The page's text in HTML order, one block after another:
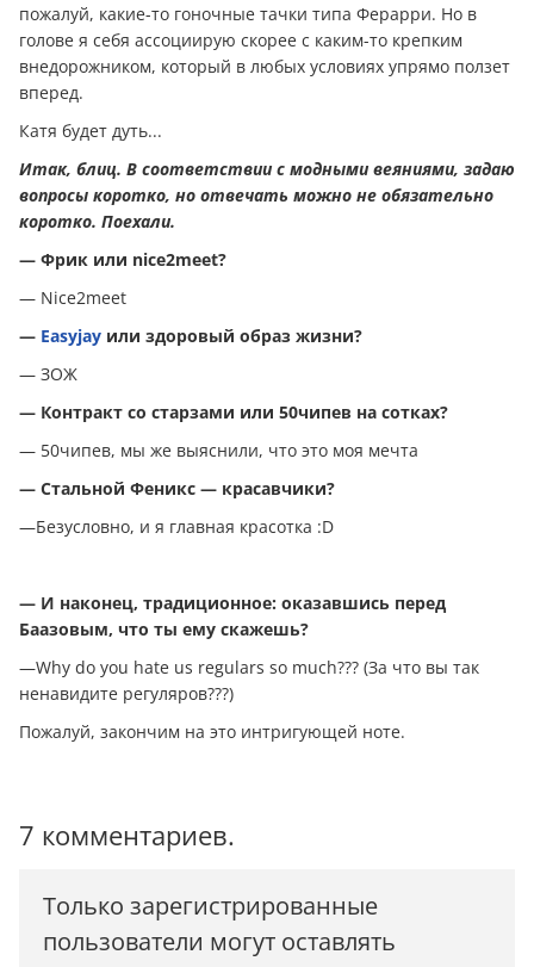
пожалуй, какие-то гоночные тачки типа Ферарри. Но в
голове я себя ассоциирую скорее с каким-то крепким
внедорожником, который в любых условиях упрямо ползет
вперед.
Катя будет дуть...
Итак, блиц. В соответствии с модными веяниями, задаю
вопросы коротко, но отвечать можно не обязательно
коротко. Поехали.
— Фрик или nice2meet?
— Nice2meet
— Easyjay или здоровый образ жизни?
— ЗОЖ
— Контракт со старзами или 50чипев на сотках?
— 50чипев, мы же выяснили, что это моя мечта
— Стальной Феникс — красавчики?
—Безусловно, и я главная красотка :D
— И наконец, традиционное: оказавшись перед
Баазовым, что ты ему скажешь?
—Why do you hate us regulars so much??? (За что вы так
ненавидите регуляров???)
Пожалуй, закончим на это интригующей ноте.
7 комментариев.
Только зарегистрированные
пользователи могут оставлять